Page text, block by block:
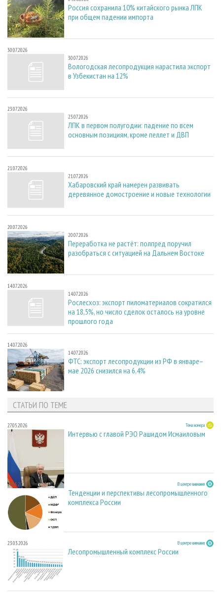
Россия сохранила 10% китайского рынка ЛПК
при общем падении импорта
30.07.2026
30.07.2026
Вологодская лесопродукция нарастила экспорт
в Узбекистан на 12%
23.07.2026
23.07.2026
ЛПК в первом полугодии: падение по всем
основным позициям, кроме пеллет и ДВП
21.07.2026
21.07.2026
Хабаровский край намерен развивать
деревянное домостроение и новые технологии
20.07.2026
20.07.2026
Переработка не растёт: полпред поручил
разобраться с ситуацией на Дальнем Востоке
14.07.2026
14.07.2026
Рослесхоз: экспорт пиломатериалов сократился
на 18,5%, но число сделок осталось на уровне
прошлого года
14.07.2026
14.07.2026
ФТС: экспорт лесопродукции из РФ в январе–
мае 2026 снизился на 6,4%
СТАТЬИ ПО ТЕМЕ
27.05.2026 Тема номера
Интервью с главой РЭО Рашидом Исмаиловым
27.05.2026 В центре внимания
Тенденции и перспективы лесопромышленного
комплекса России
23.03.2026 В центре внимания
Лесопромышленный комплекс России